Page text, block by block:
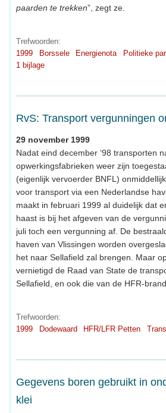
paarden te trekken”, zegt ze.
Trefwoorden:
1999
Borssele Energienota
Politieke
1 bijlage
RvS: Transport vergunningen
29 november 1999
Nadat eind december ‘98 transporten
opwerkingsfabrieken weer zijn
(eigenlijk vervoerder BNFL)
voor transport via een Nederlandse
maakt in februari 1999 al duidelijk dat
haast is bij het afgeven van de
juli toch een vergunning af. De
haven van Vlissingen worden
het naar Sellafield zal brengen. Maar
vernietigd de Raad van State de
Sellafield, en ook die van de HFR-
Trefwoorden:
1999
Dodewaard HFR/LFR Petten
Gegevens boren gebruikt in
klei